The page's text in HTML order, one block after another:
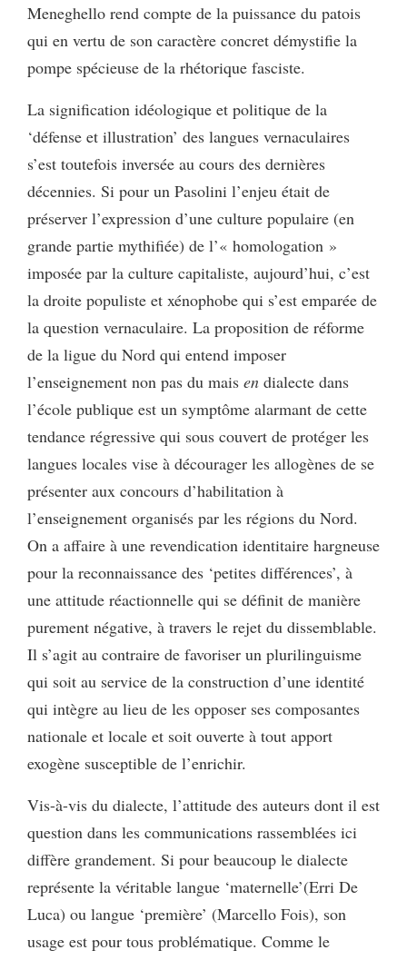
Meneghello rend compte de la puissance du patois
qui en vertu de son caractère concret démystifie la
pompe spécieuse de la rhétorique fasciste.
La signification idéologique et politique de la
‘défense et illustration’ des langues vernaculaires
s’est toutefois inversée au cours des dernières
décennies. Si pour un Pasolini l’enjeu était de
préserver l’expression d’une culture populaire (en
grande partie mythifiée) de l’« homologation »
imposée par la culture capitaliste, aujourd’hui, c’est
la droite populiste et xénophobe qui s’est emparée de
la question vernaculaire. La proposition de réforme
de la ligue du Nord qui entend imposer
l’enseignement non pas du mais en dialecte dans
l’école publique est un symptôme alarmant de cette
tendance régressive qui sous couvert de protéger les
langues locales vise à décourager les allogènes de se
présenter aux concours d’habilitation à
l’enseignement organisés par les régions du Nord.
On a affaire à une revendication identitaire hargneuse
pour la reconnaissance des ‘petites différences’, à
une attitude réactionnelle qui se définit de manière
purement négative, à travers le rejet du dissemblable.
Il s’agit au contraire de favoriser un plurilinguisme
qui soit au service de la construction d’une identité
qui intègre au lieu de les opposer ses composantes
nationale et locale et soit ouverte à tout apport
exogène susceptible de l’enrichir.
Vis-à-vis du dialecte, l’attitude des auteurs dont il est
question dans les communications rassemblées ici
diffère grandement. Si pour beaucoup le dialecte
représente la véritable langue ‘maternelle’(Erri De
Luca) ou langue ‘première’ (Marcello Fois), son
usage est pour tous problématique. Comme le